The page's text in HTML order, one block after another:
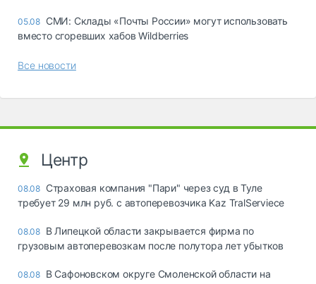
05.08 СМИ: Склады «Почты России» могут использовать
вместо сгоревших хабов Wildberries
Все новости
Центр
08.08 Страховая компания "Пари" через суд в Туле
требует 29 млн руб. с автоперевозчика Kaz TralServiece
08.08 В Липецкой области закрывается фирма по
грузовым автоперевозкам после полутора лет убытков
08.08 В Сафоновском округе Смоленской области на